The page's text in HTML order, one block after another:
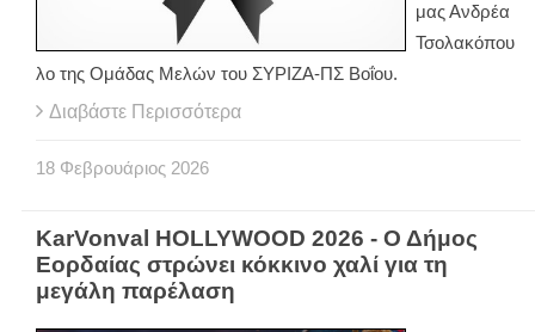
μας Ανδρέα
Τσολακόπου
λο της Ομάδας Μελών του ΣΥΡΙΖΑ-ΠΣ Βοΐου.
Διαβάστε Περισσότερα
18 Φεβρουάριος 2026
KarVonval HOLLYWOOD 2026 - Ο Δήμος
Εορδαίας στρώνει κόκκινο χαλί για τη
μεγάλη παρέλαση